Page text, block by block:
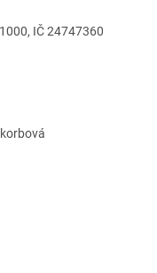
IČ 24747360